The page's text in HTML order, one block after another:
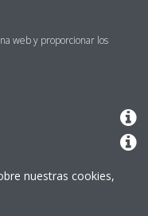
web y proporcionar los
nuestras cookies,